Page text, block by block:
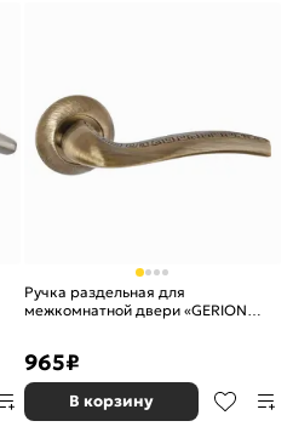
Ручка раздельная для
межкомнатной двери «GERION
965₽
В корзину